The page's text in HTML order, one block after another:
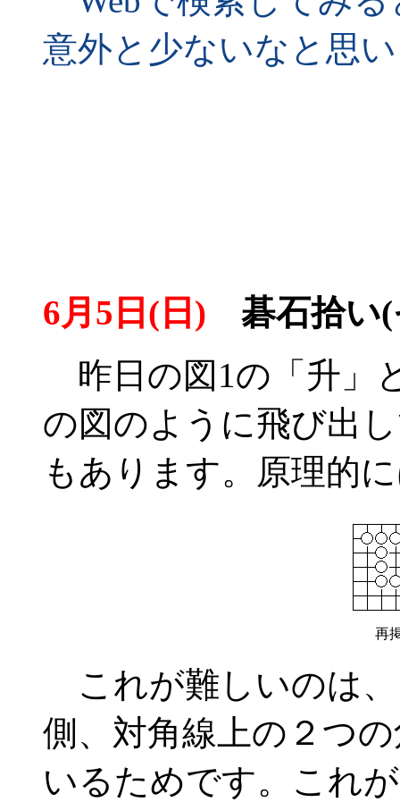
意外と少ないなと思
6月5日(日) 碁石拾い(
昨日の図1の「升」
の図のように飛び出
もあります。原理的
再
これが難しいのは
側、対角線上の２つ
いるためです。これ